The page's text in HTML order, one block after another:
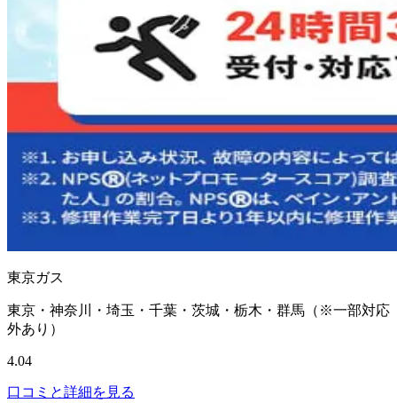
東京ガス
東京・神奈川・埼玉・千葉・茨城・栃木・群馬（※一部対応
外あり）
4.04
口コミと詳細を見る